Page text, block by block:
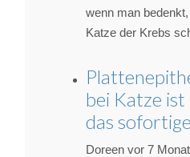
wenn man
Katze der Krebs
bei Katze
das
Doreen vor 7